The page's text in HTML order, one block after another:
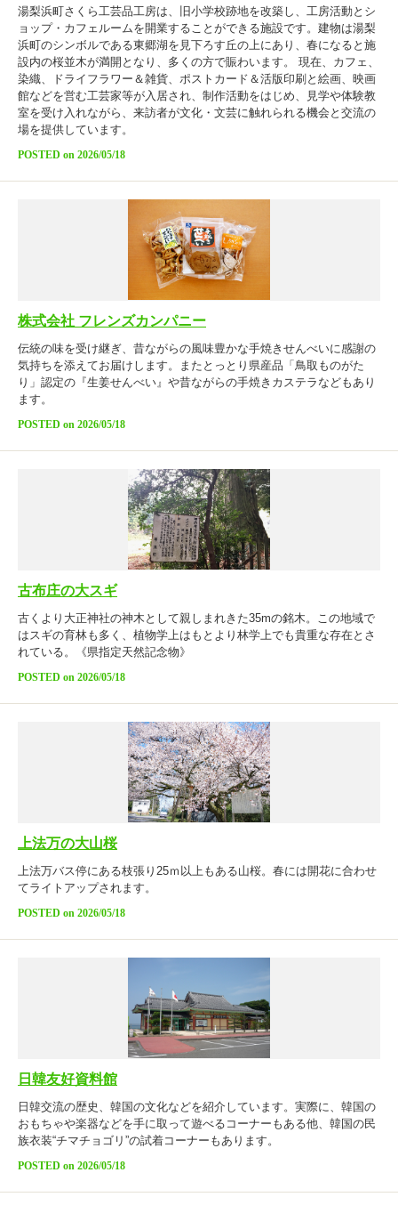
湯梨浜町さくら工芸品工房は、旧小学校跡地を改築し、工房活動とシ
ョップ・カフェルームを開業することができる施設です。建物は湯梨
浜町のシンボルである東郷湖を見下ろす丘の上にあり、春になると施
設内の桜並木が満開となり、多くの方で賑わいます。 現在、カフェ、
染織、ドライフラワー＆雑貨、ポストカード＆活版印刷と絵画、映画
館などを営む工芸家等が入居され、制作活動をはじめ、見学や体験教
室を受け入れながら、来訪者が文化・文芸に触れられる機会と交流の
場を提供しています。
POSTED on 2026/05/18
株式会社 フレンズカンパニー
伝統の味を受け継ぎ、昔ながらの風味豊かな手焼きせんべいに感謝の
気持ちを添えてお届けします。またとっとり県産品「鳥取ものがた
り」認定の『生姜せんべい』や昔ながらの手焼きカステラなどもあり
ます。
POSTED on 2026/05/18
古布庄の大スギ
古くより大正神社の神木として親しまれきた35mの銘木。この地域で
はスギの育林も多く、植物学上はもとより林学上でも貴重な存在とさ
れている。《県指定天然記念物》
POSTED on 2026/05/18
上法万の大山桜
上法万バス停にある枝張り25ｍ以上もある山桜。春には開花に合わせ
てライトアップされます。
POSTED on 2026/05/18
日韓友好資料館
日韓交流の歴史、韓国の文化などを紹介しています。実際に、韓国の
おもちゃや楽器などを手に取って遊べるコーナーもある他、韓国の民
族衣装“チマチョゴリ”の試着コーナーもあります。
POSTED on 2026/05/18